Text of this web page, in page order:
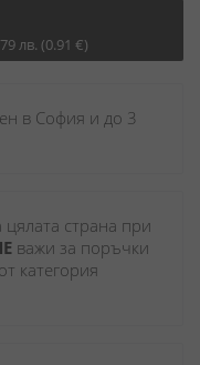
лв. (0.91 €)
в София и до 3
цялата страна при
важи за поръчки
категория